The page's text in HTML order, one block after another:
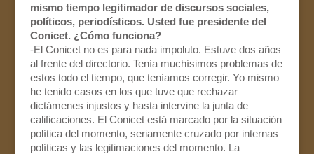
mismo tiempo legitimador de discursos sociales,
políticos, periodísticos. Usted fue presidente del
Conicet. ¿Cómo funciona?
-El Conicet no es para nada impoluto. Estuve dos años
al frente del directorio. Tenía muchísimos problemas de
estos todo el tiempo, que teníamos corregir. Yo mismo
he tenido casos en los que tuve que rechazar
dictámenes injustos y hasta intervine la junta de
calificaciones. El Conicet está marcado por la situación
política del momento, seriamente cruzado por internas
políticas y las legitimaciones del momento. La